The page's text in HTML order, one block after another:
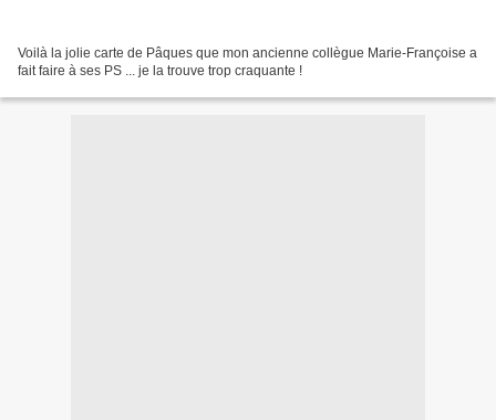
Voilà la jolie carte de Pâques que mon ancienne collègue Marie-Françoise a
fait faire à ses PS ... je la trouve trop craquante !